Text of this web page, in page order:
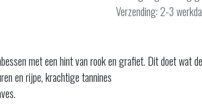
Verzending: 2-3
met een hint van rook en grafiet. Dit doet wat
en rijpe, krachtige tannines